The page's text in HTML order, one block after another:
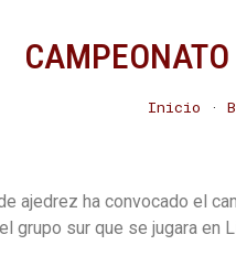
Inicio ·
ajedrez ha convocado el
grupo sur que se jugara en